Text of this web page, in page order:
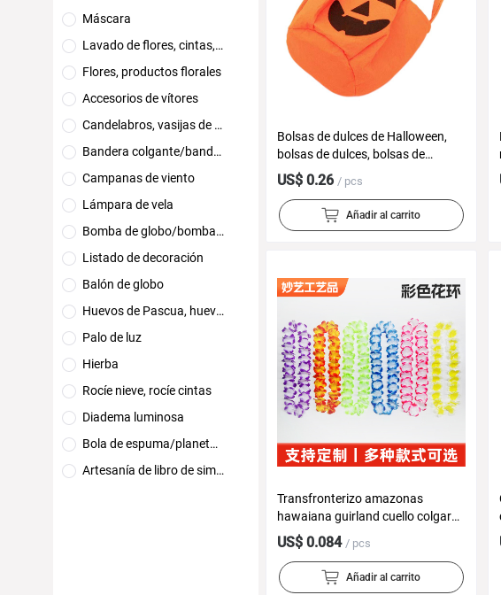
Máscara
Lavado de flores, cintas, tiras de colores
Flores, productos florales
Accesorios de vítores
Candelabros, vasijas de velas
Bandera colgante/bandera de tracción/banderín
Campanas de viento
Lámpara de vela
Bomba de globo/bomba de aire
Listado de decoración
Balón de globo
Huevos de Pascua, huevos de oro
Palo de luz
Hierba
Rocíe nieve, rocíe cintas
Diadema luminosa
Bola de espuma/planeta de flujo
Artesanía de libro de simulación
Bolsas de dulces de Halloween,
bolsas de dulces, bolsas de
calabaza tridimensionales
portátiles, regalos para niños,
accesorios del festival de
fantasmas, bolsas de Halloween
US$ 0.26 / pcs
Añadir al carrito
Transfronterizo amazonas
hawaiana guirland cuello colgar
fiesta colorida 24 pares de hojas
de flores
US$ 0.084 / pcs
Añadir al carrito